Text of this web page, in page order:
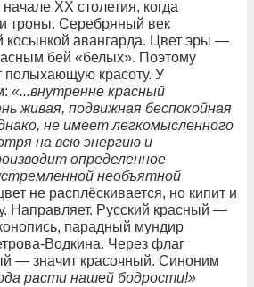
XX столетия, когда
троны. Серебряный век
косынкой авангарда. Цвет эры —
бей «белых». Поэтому
полыхающую красоту. У
«...внутренне красный
живая, подвижная беспокойная
, не имеет легкомысленного
на всю энергию и
определенное
необъятной
не расплёскивается, но кипит и
Направляет. Русский красный —
парадный мундир
Водкина. Через флаг
— значит красочный. Синоним
расти нашей бодрости!»